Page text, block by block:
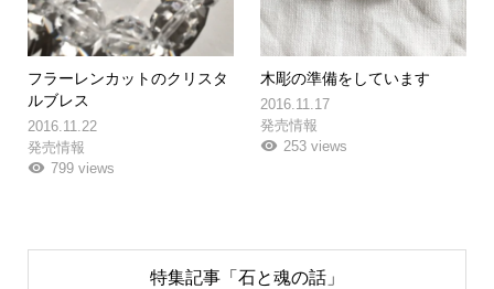
フラーレンカットのクリスタ
ルブレス
2016.11.22
発売情報
799 views
木彫の準備をしています
2016.11.17
発売情報
253 views
特集記事「石と魂の話」